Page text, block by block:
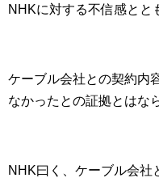
NHKに対する不信感とと
ケーブル会社との契約内
なかったとの証拠とはな
NHK曰く、ケーブル会社